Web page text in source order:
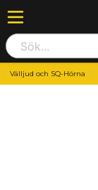
Välljud och SQ-Hörna